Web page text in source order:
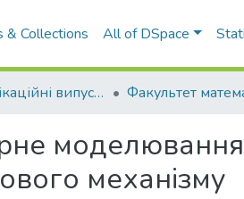
& Collections All of DSpace
01. Кваліфікаційні випускні роботи здобувачів вищої освіти
механізму